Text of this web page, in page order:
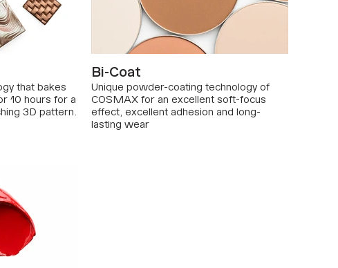
that bakes
10 hours for a
3D pattern.
Bi-Coat
Unique powder-coating technology of
COSMAX for an excellent soft-focus
effect, excellent adhesion and long-
lasting wear